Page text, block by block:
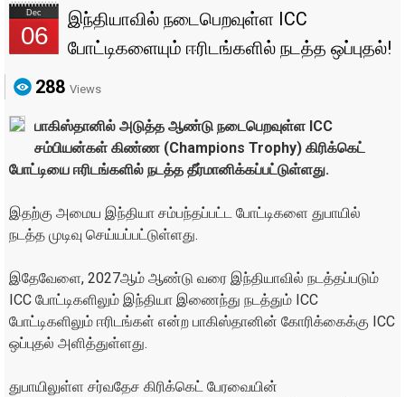
Dec
06
இந்தியாவில் நடைபெறவுள்ள ICC
போட்டிகளையும் ஈரிடங்களில் நடத்த ஒப்புதல்!
288 Views
பாகிஸ்தானில் அடுத்த ஆண்டு நடைபெறவுள்ள ICC
சம்பியன்கள் கிண்ண (Champions Trophy) கிரிக்கெட்
போட்டியை ஈரிடங்களில் நடத்த தீர்மானிக்கப்பட்டுள்ளது.
இதற்கு அமைய இந்தியா சம்பந்தப்பட்ட போட்டிகளை துபாயில்
நடத்த முடிவு செய்யப்பட்டுள்ளது.
இதேவேளை, 2027ஆம் ஆண்டு வரை இந்தியாவில் நடத்தப்படும்
ICC போட்டிகளிலும் இந்தியா இணைந்து நடத்தும் ICC
போட்டிகளிலும் ஈரிடங்கள் என்ற பாகிஸ்தானின் கோரிக்கைக்கு ICC
ஒப்புதல் அளித்துள்ளது.
துபாயிலுள்ள சர்வதேச கிரிக்கெட் பேரவையின்